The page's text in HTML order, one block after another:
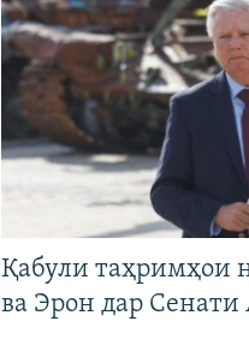
Қабули таҳримҳои
ва Эрон дар